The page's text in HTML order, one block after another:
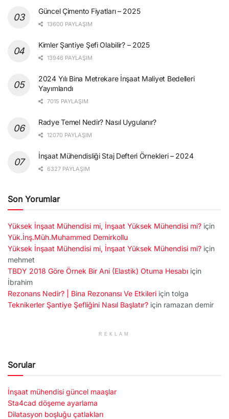
Güncel Çimento Fiyatları – 2025
13600 PAYLAŞIM
Kimler Şantiye Şefi Olabilir? – 2025
13946 PAYLAŞIM
2024 Yılı Bina Metrekare İnşaat Maliyet Bedelleri
Yayımlandı
7015 PAYLAŞIM
Radye Temel Nedir? Nasıl Uygulanır?
12070 PAYLAŞIM
İnşaat Mühendisliği Staj Defteri Örnekleri – 2024
6327 PAYLAŞIM
Son Yorumlar
Yüksek İnşaat Mühendisi mi, İnşaat Yüksek Mühendisi mi? için
Yük.İnş.Müh.Muhammed Demirkollu
Yüksek İnşaat Mühendisi mi, İnşaat Yüksek Mühendisi mi? için
mehmet
TBDY 2018 Göre Örnek Bir Ani (Elastik) Otuma Hesabı için
İbrahim
Rezonans Nedir? | Bina Rezonansı Ve Etkileri için tolga
Teknikerler Şantiye Şefliğini Nasıl Başlatır? için ramazan demir
REKLAM
Sorular
İnşaat mühendisi güncel maaşlar
Sta4cad döşeme ayarlama
Dilatasyon boşluğu çatlakları